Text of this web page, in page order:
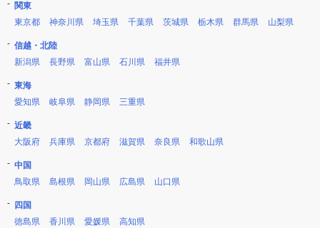
関東
東京都
神奈川県 埼玉県 千葉県 茨城県 栃木県 群馬県 山梨県
信越・北陸
新潟県
長野県 富山県 石川県 福井県
東海
愛知県
岐阜県 静岡県 三重県
近畿
大阪府
兵庫県 京都府 滋賀県 奈良県 和歌山県
中国
鳥取県
島根県 岡山県 広島県 山口県
四国
徳島県
香川県 愛媛県 高知県